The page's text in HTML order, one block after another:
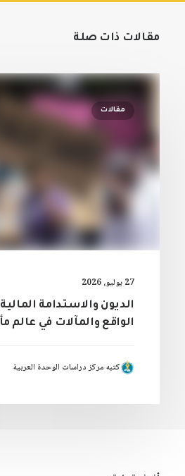
مقالات ذات صلة
مقالات
27 يوليو، 2026
الديون والاستدامة
الواقع والمآلات في عالم
كتبه مركز دراسات الوحدة العربية